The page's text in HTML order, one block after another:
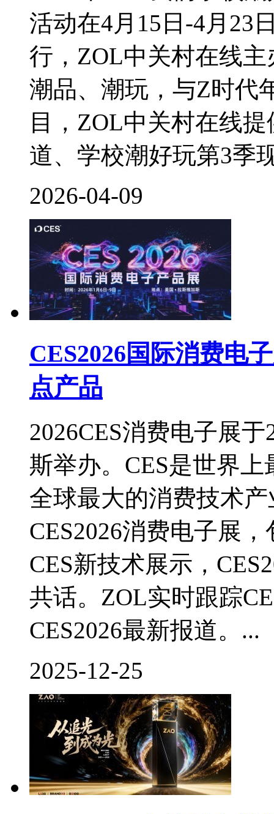
活动在4月15日-4月23
行，ZOL中关村在线
潮品、潮玩，与Z时代
目，ZOL中关村在线
道、学校潮好玩第3季
2026-04-09
CES2026国际消费电
点产品
2026CES消费电子展
斯举办。CES是世界
全球最大的消费技术
CES2026消费电子展
CES新技术展示，
共话。ZOL实时跟踪
CES2026最新报道。...
2025-12-25